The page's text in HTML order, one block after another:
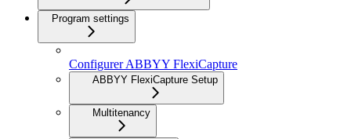
Program settings
Configurer ABBYY FlexiCapture
ABBYY FlexiCapture Setup
Multitenancy